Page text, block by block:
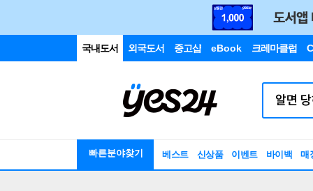
국내도서 외국도서 중고샵 eBook 크레마클럽
빠른분야찾기 베스트 신상품 이벤트 바이백 매